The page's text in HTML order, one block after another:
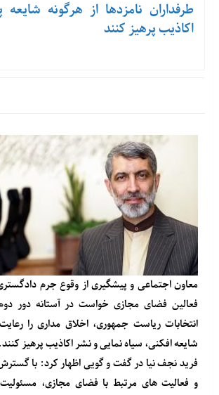
طرفداران نامزدها از هرگونه
اکاذیب پرهیز کنند
معاون اجتماعی و پیشگیری از وقوع جرم
فعالین فضای مجازی خواست در آستانه دور
انتخابات ریاست جمهوری، اخلاق مداری را
شایعه افکنی، سیاه نمایی و نشر اکاذیب پرهیز کنند.
فرید نجف نیا در گفت و گویی اظهار کرد: با
و فعالیت های مرتبط با فضای مجازی،